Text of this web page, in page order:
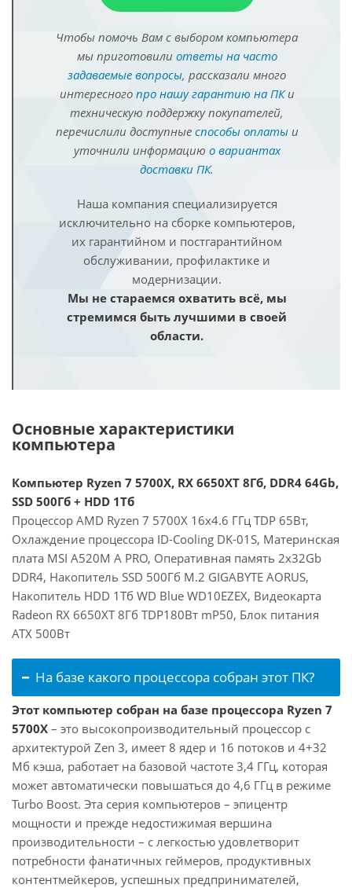
Чтобы помочь Вам с выбором компьютера
мы приготовили ответы на часто
задаваемые вопросы, рассказали много
интересного про нашу гарантию на ПКи
техническую поддержку покупателей,
перечислили доступные способы оплатыи
уточнили информацию о вариантах
доставки ПК.
Наша компания специализируется
исключительно на сборке компьютеров,
их гарантийном и постгарантийном
обслуживании, профилактике и
модернизации.
Мы не стараемся охватить всё, мы
стремимся быть лучшими в своей
области.
Основные характеристики
компьютера
Компьютер Ryzen 7 5700X, RX 6650XT 8Гб, DDR4 64Gb,
SSD 500Гб + HDD 1Тб
Процессор AMD Ryzen 7 5700X 16x4.6 ГГц TDP 65Вт,
Охлаждение процессора ID-Cooling DK-01S, Материнская
плата MSI A520M A PRO, Оперативная память 2x32Gb
DDR4, Накопитель SSD 500Гб M.2 GIGABYTE AORUS,
Накопитель HDD 1Тб WD Blue WD10EZEX, Видеокарта
Radeon RX 6650XT 8Гб TDP180Вт mP50, Блок питания
ATX 500Вт
На базе какого процессора собран этот ПК?
Этот компьютер собран на базе процессора Ryzen 7
5700X – это высокопроизводительный процессор с
архитектурой Zen 3, имеет 8 ядер и 16 потоков и 4+32
Мб кэша, работает на базовой частоте 3,4 ГГц, которая
может автоматически повышаться до 4,6 ГГц в режиме
Turbo Boost. Эта серия компьютеров – эпицентр
мощности и прежде недостижимая вершина
производительности – с легкостью удовлетворит
потребности фанатичных геймеров, продуктивных
контентмейкеров, успешных предпринимателей,